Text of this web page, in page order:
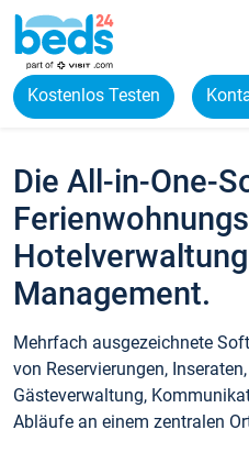
Kostenlos Testen
Die All-in-One-
Management.
Mehrfach ausgezeichnete
von Reservierungen,
Gästeverwaltung,
Abläufe an einem zentralen